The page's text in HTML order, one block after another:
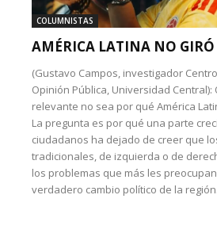
COLUMNISTAS
AMÉRICA LATINA NO GIRÓ
(Gustavo Campos, investigador
Opinión Pública, Universidad
relevante no sea por qué América
La pregunta es por qué una parte
ciudadanos ha dejado de creer que
tradicionales, de izquierda o de
los problemas que más les
verdadero cambio político de la región.